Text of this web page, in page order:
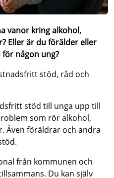
vanor kring alkohol,
Eller är du förälder eller
någon ung?
stöd, råd och
stöd till unga upp till
som rör alkohol,
Även föräldrar och andra
från kommunen och
Du kan själv